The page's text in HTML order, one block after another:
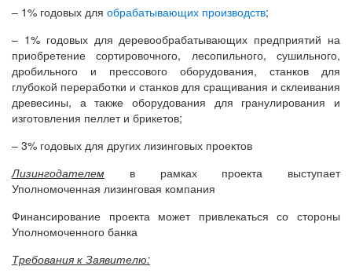
– 1% годовых для обрабатывающих производств;
– 1% годовых для деревообрабатывающих предприятий на
приобретение сортировочного, лесопильного, сушильного,
дробильного и прессового оборудования, станков для
глубокой переработки и станков для сращивания и склеивания
древесины, а также оборудования для гранулирования и
изготовления пеллет и брикетов;
– 3% годовых для других лизинговых проектов
Лизингодателем в рамках проекта выступает
Уполномоченная лизинговая компания
Финансирование проекта может привлекаться со стороны
Уполномоченного банка
Требования к Заявителю: